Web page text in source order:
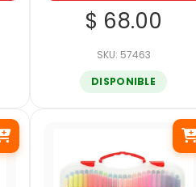
$ 68.00
SKU: 57463
DISPONIBLE